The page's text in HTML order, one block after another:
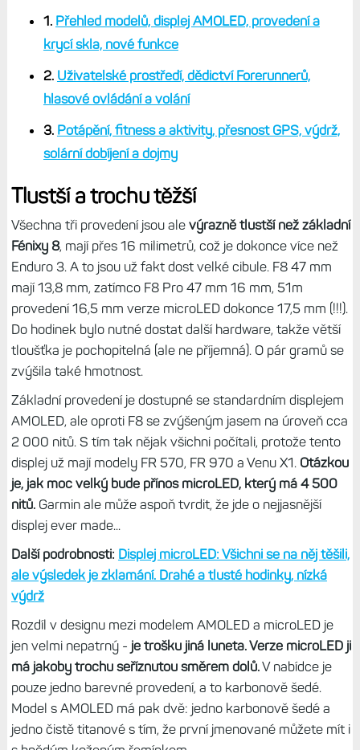
1. Přehled modelů, displej AMOLED, provedení a
krycí skla, nové funkce
2. Uživatelské prostředí, dědictví Forerunnerů,
hlasové ovládání a volání
3. Potápění, fitness a aktivity, přesnost GPS, výdrž,
solární dobíjení a dojmy
Tlustší a trochu těžší
Všechna tři provedení jsou ale výrazně tlustší než základní
Fénixy 8, mají přes 16 milimetrů, což je dokonce více než
Enduro 3. A to jsou už fakt dost velké cibule. F8 47 mm
mají 13,8 mm, zatímco F8 Pro 47 mm 16 mm, 51m
provedení 16,5 mm verze microLED dokonce 17,5 mm (!!!).
Do hodinek bylo nutné dostat další hardware, takže větší
tloušťka je pochopitelná (ale ne příjemná). O pár gramů se
zvýšila také hmotnost.
Základní provedení je dostupné se standardním displejem
AMOLED, ale oproti F8 se zvýšeným jasem na úroveň cca
2 000 nitů. S tím tak nějak všichni počítali, protože tento
displej už mají modely FR 570, FR 970 a Venu X1. Otázkou
je, jak moc velký bude přínos microLED, který má 4 500
nitů.Garmin ale může aspoň tvrdit, že jde o nejjasnější
displej ever made...
Další podrobnosti: Displej microLED: Všichni se na něj těšili,
ale výsledek je zklamání. Drahé a tlusté hodinky, nízká
výdrž
Rozdíl v designu mezi modelem AMOLED a microLED je
jen velmi nepatrný - je trošku jiná luneta. Verze microLED ji
má jakoby trochu seříznutou směrem dolů.V nabídce je
pouze jedno barevné provedení, a to karbonově šedé.
Model s AMOLED má pak dvě: jedno karbonově šedé a
jedno čistě titanové s tím, že první jmenované můžete mít i